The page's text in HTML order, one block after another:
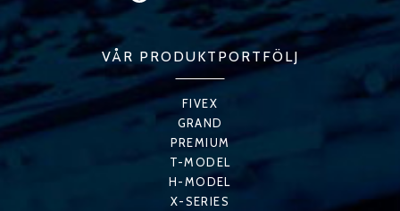
VÅR PRODUKTPORTFÖLJ
FIVEX
GRAND
PREMIUM
T-MODEL
H-MODEL
X-SERIES